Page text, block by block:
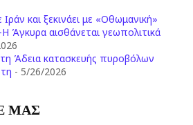
και ξεκινάει με «Οθωμανική»
Άγκυρα αισθάνεται γεωπολιτικά
Άδεια κατασκευής πυροβόλων
- 5/26/2026
ΜΑΣ